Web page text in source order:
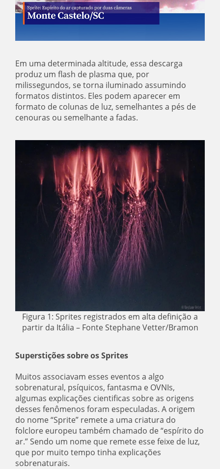
Em uma determinada altitude, essa descarga
produz um flash de plasma que, por
milissegundos, se torna iluminado assumindo
formatos distintos. Eles podem aparecer em
formato de colunas de luz, semelhantes a pés de
cenouras ou semelhante a fadas.
Figura 1: Sprites registrados em alta definição a
partir da Itália – Fonte Stephane Vetter/Bramon
Superstições sobre os Sprites
Muitos associavam esses eventos a algo
sobrenatural, psíquicos, fantasma e OVNIs,
algumas explicações cientificas sobre as origens
desses fenômenos foram especuladas. A origem
do nome “Sprite” remete a uma criatura do
folclore europeu também chamado de “espírito do
ar.” Sendo um nome que remete esse feixe de luz,
que por muito tempo tinha explicações
sobrenaturais.